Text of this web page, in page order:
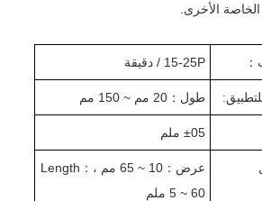
الأخرى.
： 15-25P / دقيقة
طول ： 20 مم ~ 150 مم
±05 ملم
عرض ： 10 ~ 65 مم ، Length ：
5 ~ 60 ملم